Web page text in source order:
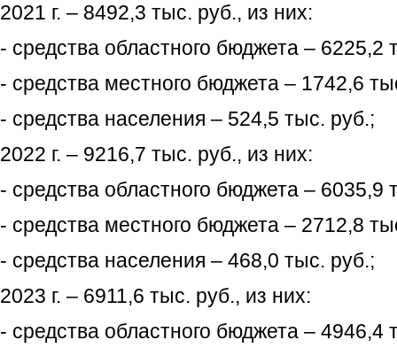
2021 г. – 8492,3 тыс. руб., из них:
- средства областного бюджета – 6225,2
- средства местного бюджета – 1742,6
- средства населения – 524,5 тыс. руб.;
2022 г. – 9216,7 тыс. руб., из них:
- средства областного бюджета – 6035,9
- средства местного бюджета – 2712,8
- средства населения – 468,0 тыс. руб.;
2023 г. – 6911,6 тыс. руб., из них:
- средства областного бюджета – 4946,4